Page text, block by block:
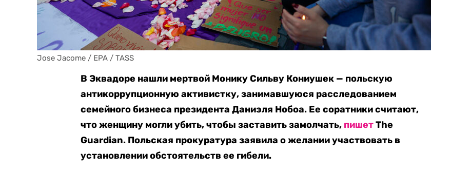
Jose Jacome / EPA / TASS
В Эквадоре нашли мертвой Монику Сильву Кониушек — польскую
антикоррупционную активистку, занимавшуюся расследованием
семейного бизнеса президента Даниэля Нобоа. Ее соратники считают,
что женщину могли убить, чтобы заставить замолчать, пишетThe
Guardian. Польская прокуратура заявила о желании участвовать в
установлении обстоятельств ее гибели.